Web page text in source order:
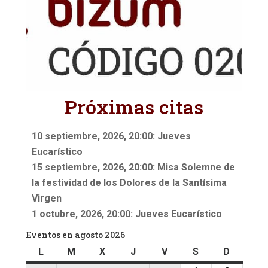
Próximas citas
10 septiembre, 2026, 20:00: Jueves
Eucarístico
15 septiembre, 2026, 20:00: Misa Solemne de
la festividad de los Dolores de la Santísima
Virgen
1 octubre, 2026, 20:00: Jueves Eucarístico
Eventos en agosto 2026
Llunes M martes
Xmiércoles
J jueves
Vviernes
Ssábado
D